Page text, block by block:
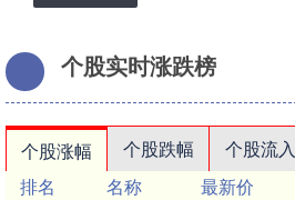
个股实时涨跌榜
个股涨幅 个股跌幅 个股流入
排名
名称 最新价